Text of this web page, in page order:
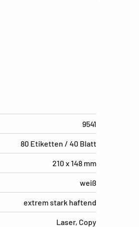
9541
80 Etiketten / 40 Blatt
210 x 148 mm
weiß
extrem stark haftend
Laser, Copy